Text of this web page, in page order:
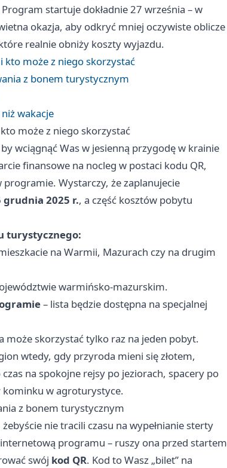
startuje dokładnie 27 września – w
okazja, aby odkryć mniej oczywiste oblicze
realnie obniży koszty wyjazdu.
może z niego skorzystać
z bonem turystycznym
wakacje
może z niego skorzystać
wciągnąć Was w jesienną przygodę w krainie
finansowe na nocleg w postaci kodu QR,
Wystarczy, że zaplanujecie
grudnia 2025 r., a część kosztów pobytu
turystycznego:
na Warmii, Mazurach czy na drugim
warmińsko-mazurskim.
– lista będzie dostępna na specjalnej
może skorzystać tylko raz na jeden pobyt.
wtedy, gdy przyroda mieni się złotem,
na spokojne rejsy po jeziorach, spacery po
kominku w agroturystyce.
z bonem turystycznym
nie tracili czasu na wypełnianie sterty
programu – ruszy ona przed startem
swój kod QR. Kod to Wasz „bilet” na